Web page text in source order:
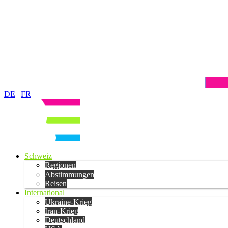
DE | FR
Schweiz
Regionen
Abstimmungen
Reisen
International
Ukraine-Krieg
Iran-Krieg
Deutschland